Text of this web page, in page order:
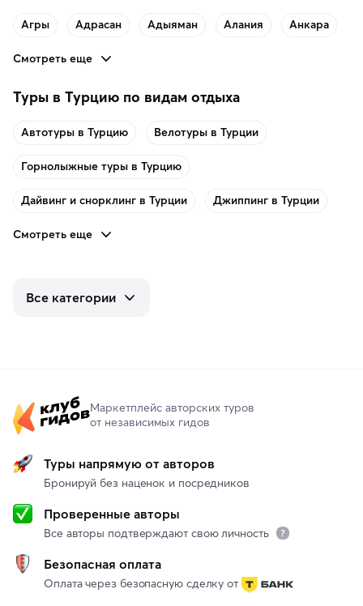
Агры Адрасан Адыяман Алания Анкара
Смотреть еще
Туры в Турцию по видам отдыха
Автотуры в Турцию Велотуры в Турции
Горнолыжные туры в Турцию
Дайвинг и снорклинг в Турции Джиппинг в Турции
Смотреть еще
Все категории
Маркетплейс авторских туров
от независимых гидов
Туры напрямую от авторов
Бронируй без наценок и посредников
Проверенные авторы
Все авторы подтверждают свою личность
Безопасная оплата
Оплата через безопасную сделку от